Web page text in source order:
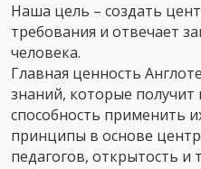
Наша цель – создать
требования и отвечает
человека.
Главная ценность
знаний, которые
способность применить
принципы в основе
педагогов, открытость и